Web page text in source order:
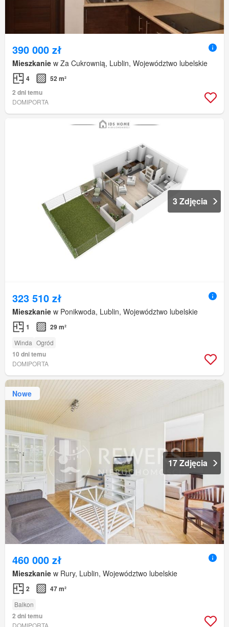
390 000 zł
Mieszkanie w Za Cukrownią, Lublin, Województwo lubelskie
4
52 m²
2 dni temu
DOMIPORTA
3 Zdjęcia
323 510 zł
Mieszkanie w Ponikwoda, Lublin, Województwo lubelskie
1 29 m²
Winda Ogród
10 dni temu
DOMIPORTA
Nowe
17 Zdjęcia
460 000 zł
Mieszkanie w Rury, Lublin, Województwo lubelskie
2 47 m²
Balkon
2 dni temu